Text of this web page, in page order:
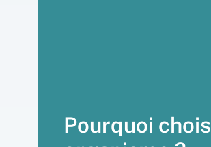
Pourquoi